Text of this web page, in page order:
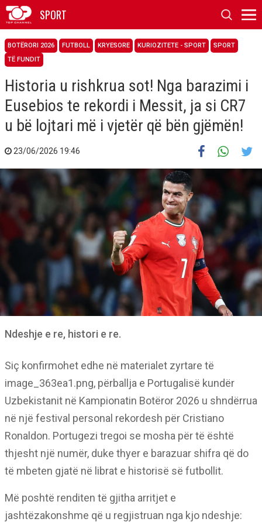
SPORT
BOTËRORI 2026 FUTBOLL KRYESORE KURIOZITETE - SPORT
SPORT
TË FUNDIT
Historia u rishkrua sot! Nga barazimi i
Eusebios te rekordi i Messit, ja si CR7
u bë lojtari më i vjetër që bën gjëmën!
23/06/2026 19:46
Ndeshje e re, histori e re.
Siç konfirmohet edhe në materialet zyrtare të
image_363ea1.png, përballja e Portugalisë kundër
Uzbekistanit në Kampionatin Botëror 2026 u shndërrua
në një festival personal rekordesh për Cristiano
Ronaldon. Portugezi tregoi se mosha për të është
thjesht një numër, duke thyer e barazuar shifra që do
të mbeten gjatë në librat e historisë së futbollit.
Më poshtë renditen të gjitha arritjet e
jashtëzakonshme që u regjistruan nga kjo ndeshje: